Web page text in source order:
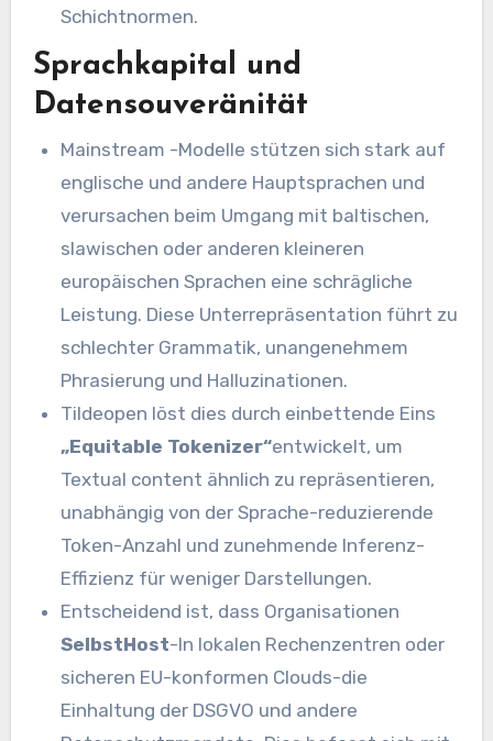
Schichtnormen.
Sprachkapital und
Datensouveränität
Mainstream -Modelle stützen sich stark auf
englische und andere Hauptsprachen und
verursachen beim Umgang mit baltischen,
slawischen oder anderen kleineren
europäischen Sprachen eine schrägliche
Leistung. Diese Unterrepräsentation führt zu
schlechter Grammatik, unangenehmem
Phrasierung und Halluzinationen.
Tildeopen löst dies durch einbettende Eins
„Equitable Tokenizer“entwickelt, um
Textual content ähnlich zu repräsentieren,
unabhängig von der Sprache-reduzierende
Token-Anzahl und zunehmende Inferenz-
Effizienz für weniger Darstellungen.
Entscheidend ist, dass Organisationen
SelbstHost-In lokalen Rechenzentren oder
sicheren EU-konformen Clouds-die
Einhaltung der DSGVO und andere